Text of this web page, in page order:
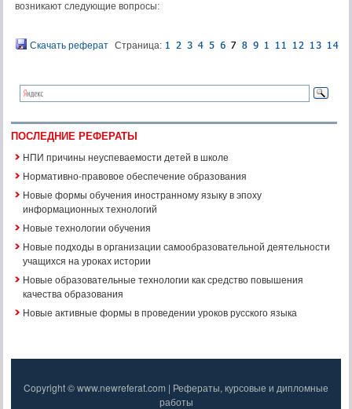
возникают следующие вопросы:
Скачать реферат Страница:
ПОСЛЕДНИЕ РЕФЕРАТЫ
НПИ причины неуспеваемости детей в школе
Нормативно-правовое обеспечение образования
Новые формы обучения иностранному языку в эпоху
информационных технологий
Новые технологии обучения
Новые подходы в организации самообразовательной деятельности
учащихся на уроках истории
Новые образовательные технологии как средство повышения
качества образования
Новые активные формы в проведении уроков русского языка
Copyright © www.newreferat.com | Рефераты, курсовые и дипломные
работы